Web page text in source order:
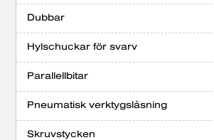
Dubbar
Hylschuckar för svarv
Parallellbitar
Pneumatisk verktygslåsning
Skruvstycken